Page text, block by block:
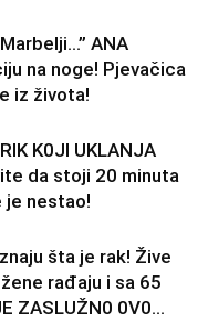
ANA
na noge! Pjevačica
iz života!
K0Jl UKLANJA
da stoji 20 minuta
nestao!
šta je rak! Žive
rađaju i sa 65
ZASLUŽN0 0V0...